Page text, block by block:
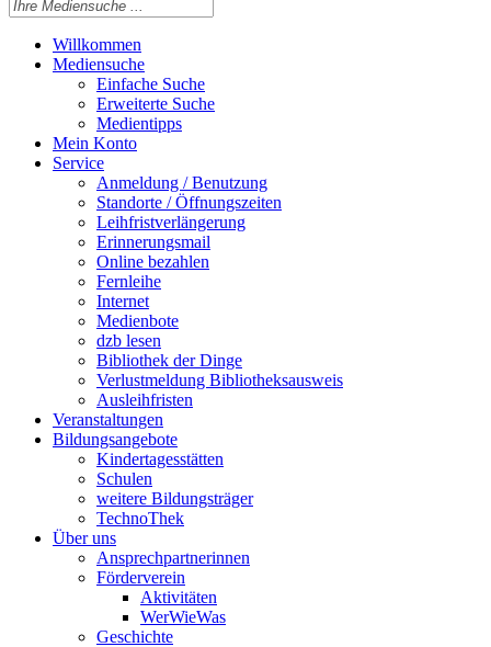
Willkommen
Mediensuche
Einfache Suche
Erweiterte Suche
Medientipps
Mein Konto
Service
Anmeldung / Benutzung
Standorte / Öffnungszeiten
Leihfristverlängerung
Erinnerungsmail
Online bezahlen
Fernleihe
Internet
Medienbote
dzb lesen
Bibliothek der Dinge
Verlustmeldung Bibliotheksausweis
Ausleihfristen
Veranstaltungen
Bildungsangebote
Kindertagesstätten
Schulen
weitere Bildungsträger
TechnoThek
Über uns
Ansprechpartnerinnen
Förderverein
Aktivitäten
WerWieWas
Geschichte